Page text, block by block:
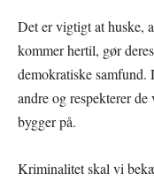
Det er vigtigt at huske,
kommer hertil, gør
demokratiske samfund.
andre og respekterer
bygger på.
Kriminalitet skal vi